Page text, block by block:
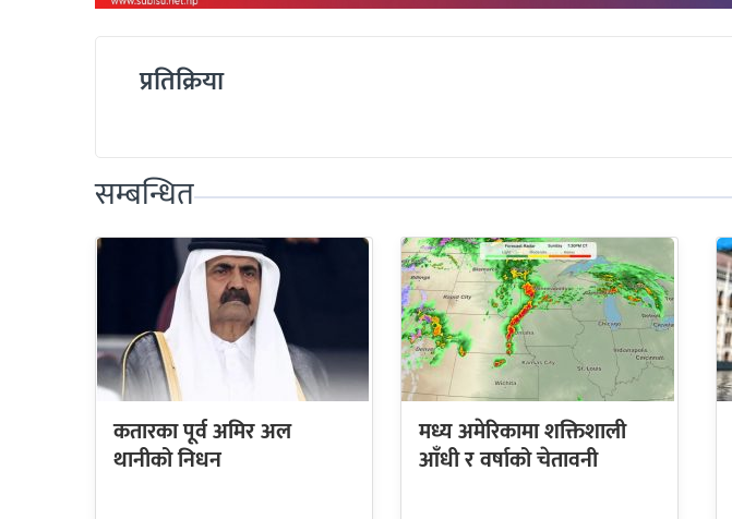
प्रतिक्रिया
सम्बन्धित
कतारका पूर्व अमिर अल
थानीको निधन
मध्य अमेरिकामा शक्तिशाली
आँधी र वर्षाको चेतावनी